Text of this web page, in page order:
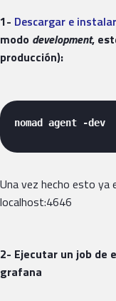
1- Descargar e
modo development,
producción):
nomad agent -dev
Una vez hecho esto ya
localhost:4646
2- Ejecutar un job de
grafana